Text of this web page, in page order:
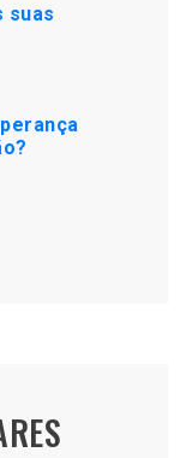
suas